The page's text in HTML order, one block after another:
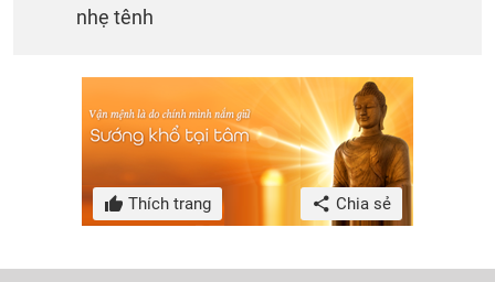
nhẹ tênh
Thích trang Chia sẻ